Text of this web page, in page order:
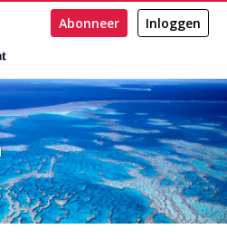
Abonneer Inloggen